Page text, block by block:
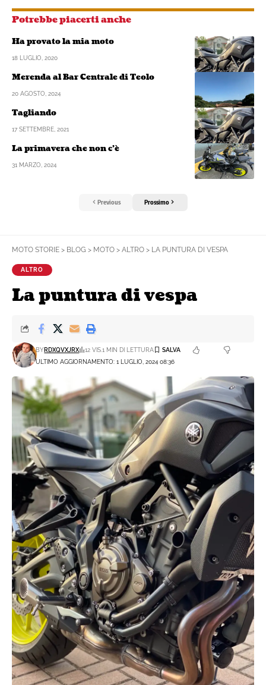
Potrebbe piacerti anche
Ha provato la mia moto
18 LUGLIO, 2020
Merenda al Bar Centrale di Teolo
20 AGOSTO, 2024
Tagliando
17 SETTEMBRE, 2021
La primavera che non c’è
31 MARZO, 2024
Previous Prossimo
MOTO STORIE > BLOG > MOTO > ALTRO > LA PUNTURA DI VESPA
ALTRO
La puntura di vespa
ULTIMO AGGIORNAMENTO: 1 LUGLIO, 2024 08:36
BY RDXQVXJRX 12 VIS.1 MIN DI LETTURA